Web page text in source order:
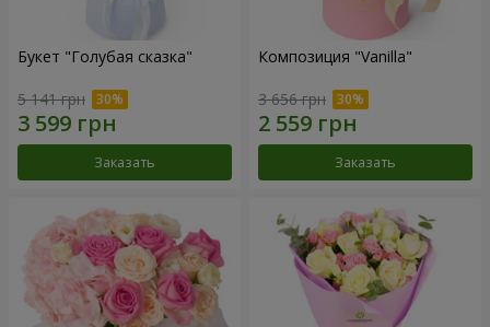
Букет "Голубая сказка"
5 141 грн
Заказать
Композиция "Vanilla"
3 656 грн
Заказать